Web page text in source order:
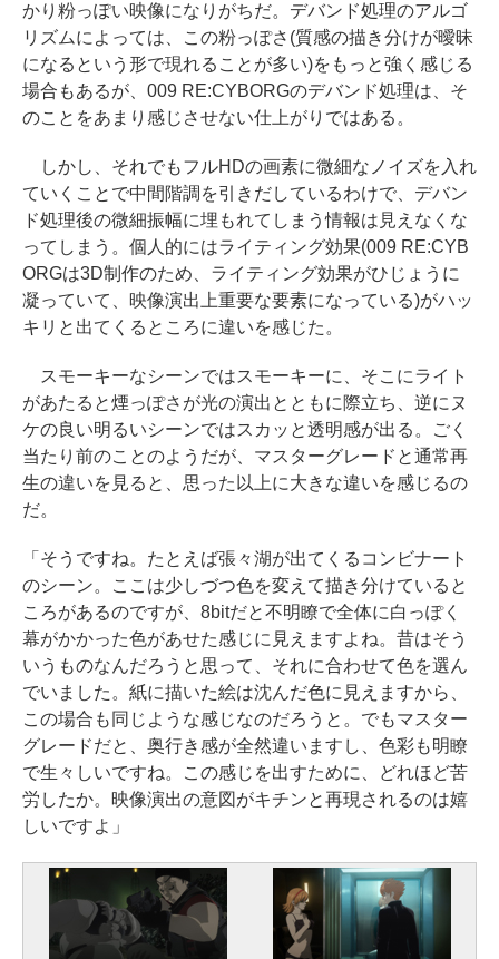
かり粉っぽい映像になりがちだ。デバンド処理のアルゴ
リズムによっては、この粉っぽさ(質感の描き分けが曖昧
になるという形で現れることが多い)をもっと強く感じる
場合もあるが、009 RE:CYBORGのデバンド処理は、そ
のことをあまり感じさせない仕上がりではある。
しかし、それでもフルHDの画素に微細なノイズを入れ
ていくことで中間階調を引きだしているわけで、デバン
ド処理後の微細振幅に埋もれてしまう情報は見えなくな
ってしまう。個人的にはライティング効果(009 RE:CYB
ORGは3D制作のため、ライティング効果がひじょうに
凝っていて、映像演出上重要な要素になっている)がハッ
キリと出てくるところに違いを感じた。
スモーキーなシーンではスモーキーに、そこにライト
があたると煙っぽさが光の演出とともに際立ち、逆にヌ
ケの良い明るいシーンではスカッと透明感が出る。ごく
当たり前のことのようだが、マスターグレードと通常再
生の違いを見ると、思った以上に大きな違いを感じるの
だ。
「そうですね。たとえば張々湖が出てくるコンビナート
のシーン。ここは少しづつ色を変えて描き分けていると
ころがあるのですが、8bitだと不明瞭で全体に白っぽく
幕がかかった色があせた感じに見えますよね。昔はそう
いうものなんだろうと思って、それに合わせて色を選ん
でいました。紙に描いた絵は沈んだ色に見えますから、
この場合も同じような感じなのだろうと。でもマスター
グレードだと、奥行き感が全然違いますし、色彩も明瞭
で生々しいですね。この感じを出すために、どれほど苦
労したか。映像演出の意図がキチンと再現されるのは嬉
しいですよ」